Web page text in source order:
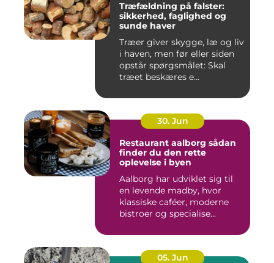
Træfældning på falster:
sikkerhed, faglighed og
sunde haver
Træer giver skygge, læ og liv
i haven, men før eller siden
opstår spørgsmålet: Skal
træet beskæres e...
30. Jun
Restaurant aalborg sådan
finder du den rette
oplevelse i byen
Aalborg har udviklet sig til
en levende madby, hvor
klassiske caféer, moderne
bistroer og specialise...
05. Jun